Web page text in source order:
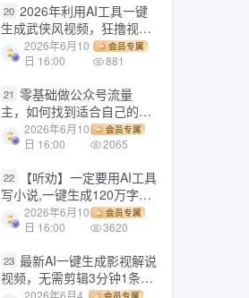
20 2026年利用AI工具一键
生成武侠风视频，狂撸视频
号分成计划收益，原创度
高，画面好看，轻松日入
2026年6月10
日 16:00
会员专属
881
21 零基础做公众号流量
主，如何找到适合自己的赛
道
2026年6月10
日 16:00
会员专属
2065
22
【听劝】一定要用AI工具
写小说,一键生成120万字，
躺着也能赚，月入2w+
2026年6月10
日 16:00
会员专属
3620
23 最新AI一键生成影视解说
视频，无需剪辑3分钟1条，